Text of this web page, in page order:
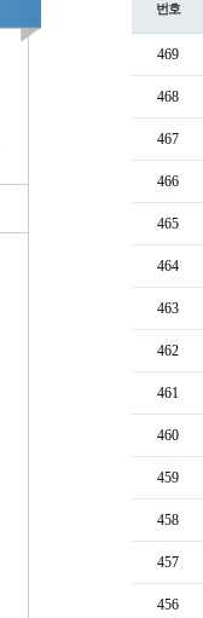
번호
469
468
467
466
465
464
463
462
461
460
459
458
457
456